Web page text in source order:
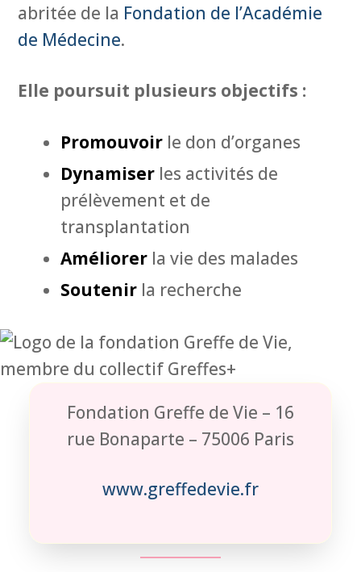
abritée de la Fondation de l’Académie
de Médecine.
Elle poursuit plusieurs objectifs :
Promouvoir le don d’organes
Dynamiser les activités de
prélèvement et de
transplantation
Améliorer la vie des malades
Soutenir la recherche
Fondation Greffe de Vie – 16
rue Bonaparte – 75006 Paris
www.greffedevie.fr